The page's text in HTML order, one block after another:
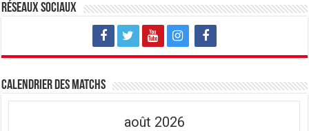
Réseaux sociaux
Calendrier des matchs
août 2026